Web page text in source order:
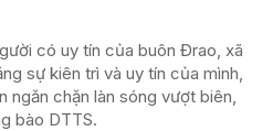
có uy tín của buôn Đrao, xã
sự kiên trì và uy tín của mình,
ngăn chặn làn sóng vượt biên,
bào DTTS.